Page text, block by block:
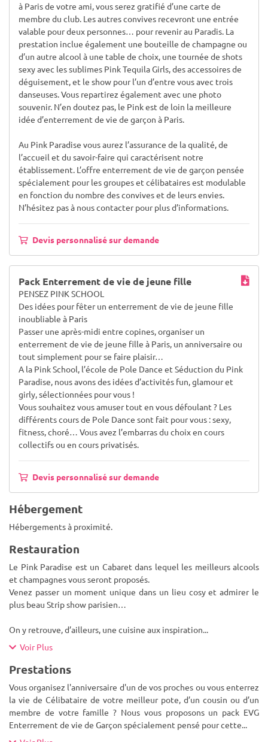
à Paris de votre ami, vous serez gratifié d’une carte de
membre du club. Les autres convives recevront une entrée
valable pour deux personnes… pour revenir au Paradis. La
prestation inclue également une bouteille de champagne ou
d’un autre alcool à une table de choix, une tournée de shots
sexy avec les sublimes Pink Tequila Girls, des accessoires de
déguisement, et le show pour l’un d’entre vous avec trois
danseuses. Vous repartirez également avec une photo
souvenir. N’en doutez pas, le Pink est de loin la meilleure
idée d’enterrement de vie de garçon à Paris.
Au Pink Paradise vous aurez l’assurance de la qualité, de
l’accueil et du savoir-faire qui caractérisent notre
établissement. L’offre enterrement de vie de garçon pensée
spécialement pour les groupes et célibataires est modulable
en fonction du nombre des convives et de leurs envies.
N’hésitez pas à nous contacter pour plus d’informations.
Devis personnalisé sur demande
Pack Enterrement de vie de jeune fille
PENSEZ PINK SCHOOL
Des idées pour fêter un enterrement de vie de jeune fille
inoubliable à Paris
Passer une après-midi entre copines, organiser un
enterrement de vie de jeune fille à Paris, un anniversaire ou
tout simplement pour se faire plaisir…
A la Pink School, l’école de Pole Dance et Séduction du Pink
Paradise, nous avons des idées d’activités fun, glamour et
girly, sélectionnées pour vous !
Vous souhaitez vous amuser tout en vous défoulant ? Les
différents cours de Pole Dance sont fait pour vous : sexy,
fitness, choré… Vous avez l’embarras du choix en cours
collectifs ou en cours privatisés.
Devis personnalisé sur demande
Hébergement
Hébergements à proximité.
Restauration
Le Pink Paradise est un Cabaret dans lequel les meilleurs alcools
et champagnes vous seront proposés.
Venez passer un moment unique dans un lieu cosy et admirer le
plus beau Strip show parisien…
On y retrouve, d’ailleurs, une cuisine aux inspiration...
Voir Plus
Prestations
Vous organisez l'anniversaire d'un de vos proches ou vous enterrez
la vie de Célibataire de votre meilleur pote, d’un cousin ou d’un
membre de votre famille ? Nous vous proposons un pack EVG
Enterrement de vie de Garçon spécialement pensé pour cette...